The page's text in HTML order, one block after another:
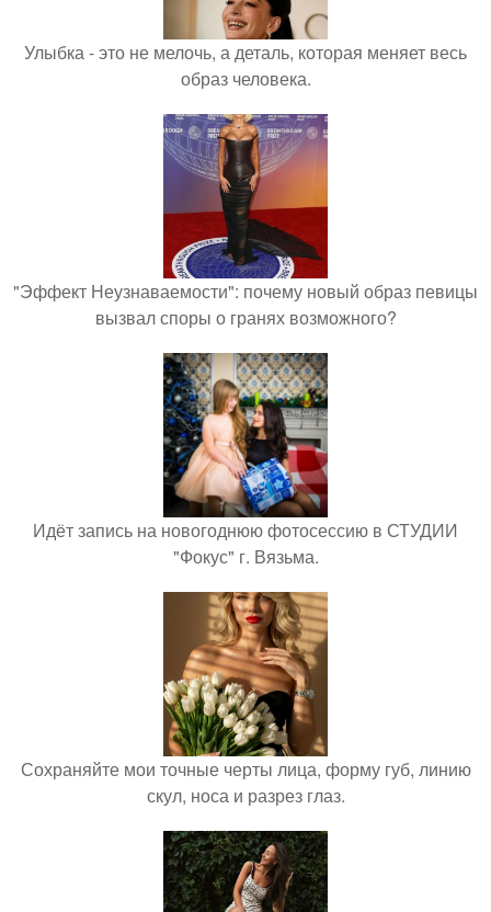
Улыбка - это не мелочь, а деталь, которая меняет весь
образ человека.
"Эффект Неузнаваемости": почему новый образ певицы
вызвал споры о гранях возможного?
Идёт запись на новогоднюю фотосессию в СТУДИИ
"Фокус" г. Вязьма.
Сохраняйте мои точные черты лица, форму губ, линию
скул, носа и разрез глаз.